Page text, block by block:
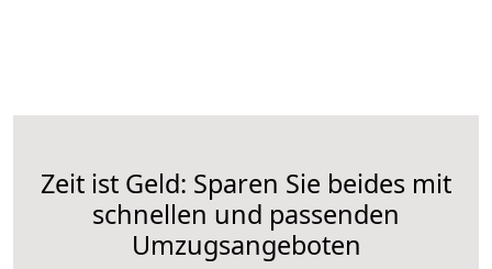
Zeit ist Geld: Sparen Sie beides mit
schnellen und passenden
Umzugsangeboten